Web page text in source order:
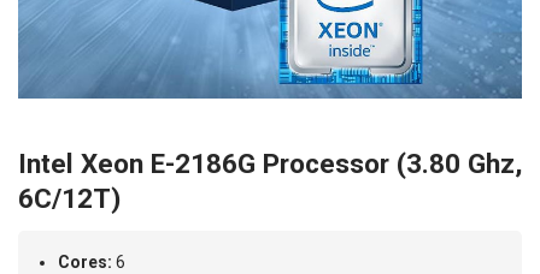
Intel Xeon E-2186G Processor (3.80 Ghz,
6C/12T)
Cores: 6